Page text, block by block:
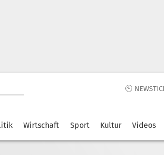
🕙
Wirtschaft Sport Kultur Videos